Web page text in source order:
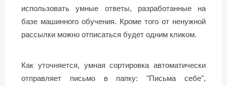
использовать умные ответы, разработанные на
базе машинного обучения. Кроме того от ненужной
рассылки можно отписаться будет одним кликом.
Как уточняется, умная сортировка автоматически
отправляет письмо в папку: "Письма себе",